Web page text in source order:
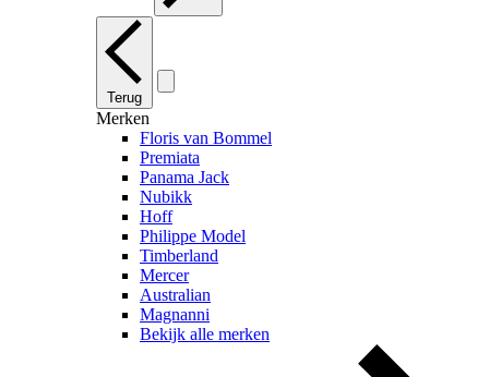
Terug
Merken
Floris van Bommel
Premiata
Panama Jack
Nubikk
Hoff
Philippe Model
Timberland
Mercer
Australian
Magnanni
Bekijk alle merken